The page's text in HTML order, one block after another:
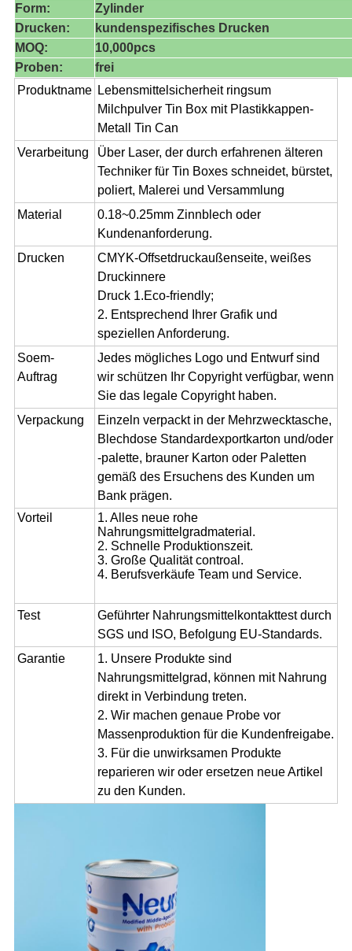
Form:
Zylinder
Drucken:
kundenspezifisches Drucken
MOQ:
10,000pcs
Proben:
frei
Produktname Lebensmittelsicherheit ringsum
Milchpulver Tin Box mit Plastikkappen-
Metall Tin Can
Verarbeitung
Über Laser, der durch erfahrenen älteren
Techniker für Tin Boxes schneidet, bürstet,
poliert, Malerei und Versammlung
Material
0.18~0.25mm Zinnblech oder
Kundenanforderung.
Drucken
CMYK-Offsetdruckaußenseite, weißes
Druckinnere
Druck 1.Eco-friendly;
2. Entsprechend Ihrer Grafik und
speziellen Anforderung.
Soem-
Auftrag
Jedes mögliches Logo und Entwurf sind
wir schützen Ihr Copyright verfügbar, wenn
Sie das legale Copyright haben.
Verpackung
Einzeln verpackt in der Mehrzwecktasche,
Blechdose Standardexportkarton und/oder
-palette, brauner Karton oder Paletten
gemäß des Ersuchens des Kunden um
Bank prägen.
Vorteil
1. Alles neue rohe
Nahrungsmittelgradmaterial.
2. Schnelle Produktionszeit.
3. Große Qualität controal.
4. Berufsverkäufe Team und Service.
Test
Geführter Nahrungsmittelkontakttest durch
SGS und ISO, Befolgung EU-Standards.
Garantie
1. Unsere Produkte sind
Nahrungsmittelgrad, können mit Nahrung
direkt in Verbindung treten.
2. Wir machen genaue Probe vor
Massenproduktion für die Kundenfreigabe.
3. Für die unwirksamen Produkte
reparieren wir oder ersetzen neue Artikel
zu den Kunden.